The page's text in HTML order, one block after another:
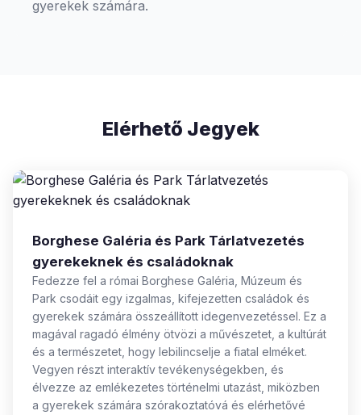
gyerekek számára.
Elérhető Jegyek
Borghese Galéria és Park Tárlatvezetés
gyerekeknek és családoknak
Fedezze fel a római Borghese Galéria, Múzeum és
Park csodáit egy izgalmas, kifejezetten családok és
gyerekek számára összeállított idegenvezetéssel. Ez a
magával ragadó élmény ötvözi a művészetet, a kultúrát
és a természetet, hogy lebilincselje a fiatal elméket.
Vegyen részt interaktív tevékenységekben, és
élvezze az emlékezetes történelmi utazást, miközben
a gyerekek számára szórakoztatóvá és elérhetővé